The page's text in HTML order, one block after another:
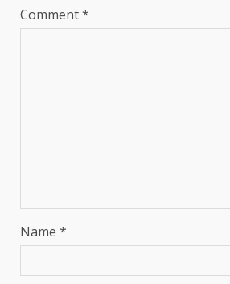
Comment*
Name *